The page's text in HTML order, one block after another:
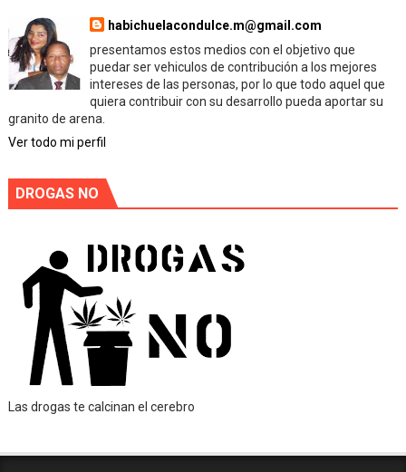
habichuelacondulce.m@gmail.com
presentamos estos medios con el objetivo que
puedar ser vehiculos de contribución a los mejores
intereses de las personas, por lo que todo aquel que
quiera contribuir con su desarrollo pueda aportar su
granito de arena.
Ver todo mi perfil
DROGAS NO
Las drogas te calcinan el cerebro